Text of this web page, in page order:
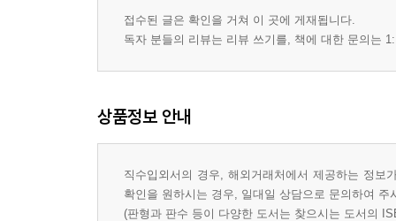
접수된 글은 확인을 거쳐 이 곳에 게재됩니다.
독자 분들의 리뷰는 리뷰 쓰기를, 책에 대한 문의는
상품정보 안내
직수입외서의 경우, 해외거래처에서 제공하는 정
확인을 원하시는 경우, 일대일 상담으로 문의하여 주
(판형과 판수 등이 다양한 도서는 찾으시는 도서의